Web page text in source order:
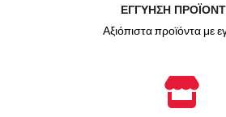
ΕΓΓΥΗΣΗ
Αξιόπιστα προϊόντα με